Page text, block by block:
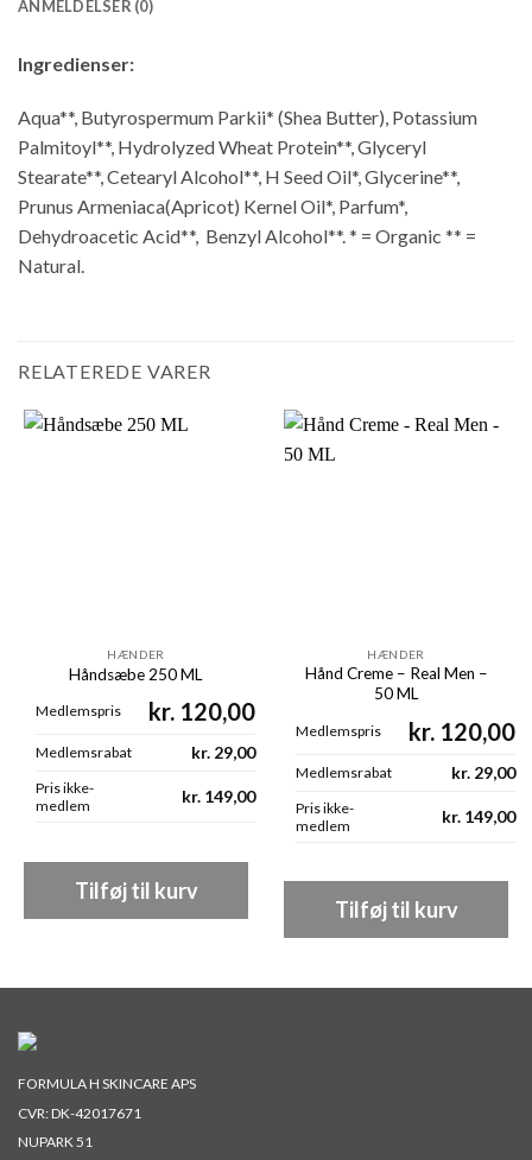
ANMELDELSER (0)
Ingredienser:
Aqua**, Butyrospermum Parkii* (Shea Butter), Potassium
Palmitoyl**, Hydrolyzed Wheat Protein**, Glyceryl
Stearate**, Cetearyl Alcohol**, H Seed Oil*, Glycerine**,
Prunus Armeniaca(Apricot) Kernel Oil*, Parfum*,
Dehydroacetic Acid**, Benzyl Alcohol**. * = Organic ** =
Natural.
RELATEREDE VARER
HÆNDER
Håndsæbe 250 ML
Medlemspris kr. 120,00
Medlemsrabat kr. 29,00
Pris ikke-
medlem
kr. 149,00
Tilføj til kurv
HÆNDER
Hånd Creme – Real Men –
50 ML
Medlemspris kr. 120,00
Medlemsrabat kr. 29,00
Pris ikke-
medlem
kr. 149,00
Tilføj til kurv
FORMULA H SKINCARE APS
CVR: DK-42017671
NUPARK 51